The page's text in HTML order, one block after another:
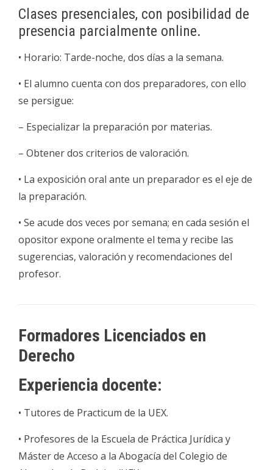
Clases presenciales, con posibilidad de
presencia parcialmente online.
• Horario: Tarde-noche, dos días a la semana.
• El alumno cuenta con dos preparadores, con ello
se persigue:
– Especializar la preparación por materias.
– Obtener dos criterios de valoración.
• La exposición oral ante un preparador es el eje de
la preparación.
• Se acude dos veces por semana; en cada sesión el
opositor expone oralmente el tema y recibe las
sugerencias, valoración y recomendaciones del
profesor.
Formadores Licenciados en
Derecho
Experiencia docente:
• Tutores de Practicum de la UEX.
• Profesores de la Escuela de Práctica Jurídica y
Máster de Acceso a la Abogacía del Colegio de